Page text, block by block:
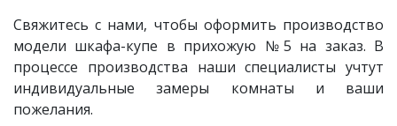
Свяжитесь с нами, чтобы оформить производство
модели шкафа-купе в прихожую №5 на заказ. В
процессе производства наши специалисты учтут
индивидуальные замеры комнаты и ваши
пожелания.